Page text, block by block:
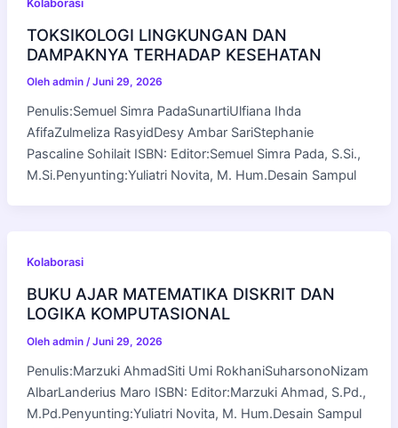
Kolaborasi
TOKSIKOLOGI LINGKUNGAN DAN
DAMPAKNYA TERHADAP KESEHATAN
Oleh admin /Juni 29, 2026
Penulis:Semuel Simra PadaSunartiUlfiana Ihda
AfifaZulmeliza RasyidDesy Ambar SariStephanie
Pascaline Sohilait ISBN: Editor:Semuel Simra Pada, S.Si.,
M.Si.Penyunting:Yuliatri Novita, M. Hum.Desain Sampul
Kolaborasi
BUKU AJAR MATEMATIKA DISKRIT DAN
LOGIKA KOMPUTASIONAL
Oleh admin /Juni 29, 2026
Penulis:Marzuki AhmadSiti Umi RokhaniSuharsonoNizam
AlbarLanderius Maro ISBN: Editor:Marzuki Ahmad, S.Pd.,
M.Pd.Penyunting:Yuliatri Novita, M. Hum.Desain Sampul